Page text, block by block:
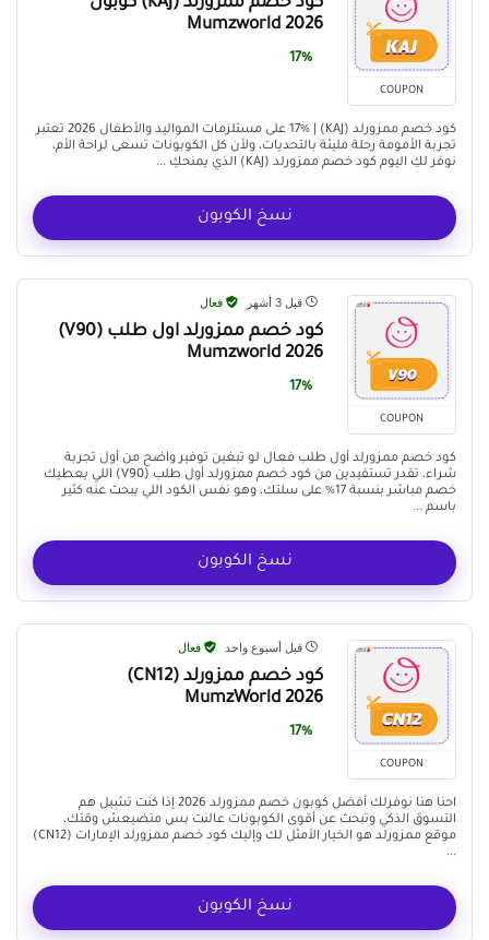
COUPON
كود خصم ممزورلد (KAJ) كوبون
Mumzworld 2026
17%
كود خصم ممزورلد (KAJ) | 17% على مستلزمات المواليد والأطفال 2026 تعتبر
تجربة الأمومة رحلة مليئة بالتحديات، ولأن كل الكوبونات تسعى لراحة الأم،
نوفر لكِ اليوم كود خصم ممزورلد (KAJ) الذي يمنحكِ ...
نسخ الكوبون
COUPON
قبل 3 أشهر فعال
كود خصم ممزورلد اول طلب (V90)
Mumzworld 2026
17%
كود خصم ممزورلد أول طلب فعال لو تبغين توفير واضح من أول تجربة
شراء، تقدر تستفيدين من كود خصم ممزورلد أول طلب (V90) اللي يعطيك
خصم مباشر بنسبة 17% على سلتك، وهو نفس الكود اللي يبحث عنه كثير
باسم ...
نسخ الكوبون
COUPON
قبل أسبوع واحد فعال
كود خصم ممزورلد (CN12)
MumzWorld 2026
17%
احنا هنا نوفرلك أفضل كوبون خصم ممزورلد 2026 إذا كنت تشيل هم
التسوق الذكي وتبحث عن أقوى الكوبونات عالنت بس متضيعش وقتك،
موقع ممزورلد هو الخيار الأمثل لك وإليك كود خصم ممزورلد الإمارات (CN12)
...
نسخ الكوبون